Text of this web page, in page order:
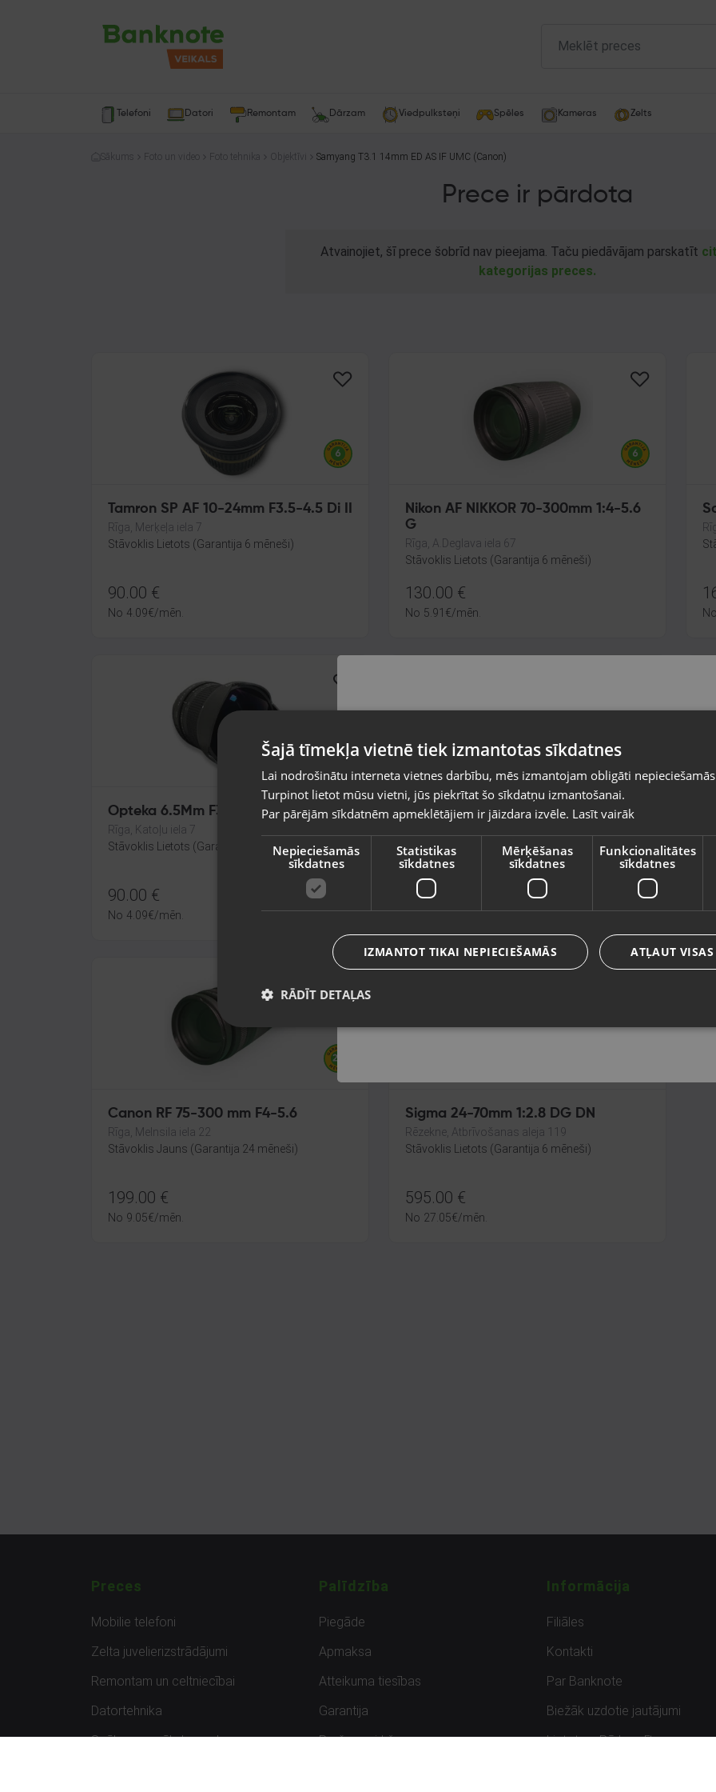
Telefoni Datori Remontam Dārzam Viedpulksteņi Spēles Kameras Zelts
Sākums Foto un video Foto tehnika Objektīvi Samyang T3.1 14mm ED AS IF UMC (Canon)
Prece ir pārdota
Atvainojiet, šī prece šobrīd nav pieejama. Taču piedāvājam parskatīt
kategorijas preces.
Tamron SP AF 10-24mm F3.5-4.5 Di II
Rīga, Merķeļa iela 7
Stāvoklis Lietots (Garantija 6 mēneši)
90.00 €
No 4.09€/mēn.
Nikon AF NIKKOR 70-300mm 1:4-5.6
G
Rīga, A.Deglava iela 67
Stāvoklis Lietots (Garantija 6 mēneši)
130.00 €
No 5.91 €/mēn. No
Opteka 6.5Mm F3.5
Rīga, Katoļu iela 7
Stāvoklis Lietots (Garantija 6 mēneši)
90.00 €
No 4.09€/mēn.
Samyang AF 18mm F2.8 FE
Stāvoklis Lietots (Garantija 6 mēneši)
210.00
No 9.55€/mēn.
Canon RF 75-300 mm F4-5.6
Rīga, Melnsila iela 22
Stāvoklis Jauns (Garantija 24 mēneši)
199.00 €
No 9.05€/mēn.
Sigma 24-70mm 1:2.8 DG DN
Rēzekne, Atbrīvošanas aleja 119
Stāvoklis Lietots (Garantija 6 mēneši)
595.00 €
No 27.05€/mēn.
Preces
Mobilie telefoni
Zelta juvelierizstrādājumi
Remontam un celtniecībai
Datortehnika
Spēles un spēļu konsoles
Palīdzība
Piegāde
Apmaksa
Atteikuma tiesības
Garantija
Preču uzpirkšana
Informācija
Filiāles
Kontakti
Par Banknote
Biežāk uzdotie jautājumi
Lietots – Pārbaudīts
valsti
Vietnes saturs būs attēlots izvēlētajā valodā
Valsts
Valoda
Latviešu / Latvian
Šajā tīmekļa vietnē tiek izmantotas sīkdatnes
Lai nodrošinātu interneta vietnes darbību, mēs izmantojam obligāti
Turpinot lietot mūsu vietni, jūs piekrītat šo sīkdatņu izmantošanai.
Par pārējām sīkdatnēm apmeklētājiem ir jāizdara izvēle. Lasīt vairāk
Nepieciešamās
sīkdatnes
Statistikas
sīkdatnes
Mērķēšanas
sīkdatnes
Funkcionalitātes
sīkdatnes
ATĻAUT
IZMANTOT TIKAI NEPIECIEŠAMĀS
RĀDĪT DETAĻAS